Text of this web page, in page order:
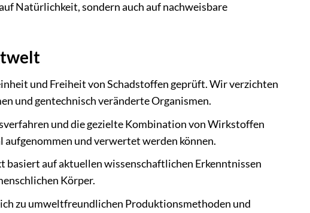
Natürlichkeit, sondern auch auf nachweisbare
und Freiheit von Schadstoffen geprüft. Wir verzichten
und gentechnisch veränderte Organismen.
und die gezielte Kombination von Wirkstoffen
und verwertet werden können.
basiert auf aktuellen wissenschaftlichen Erkenntnissen
Körper.
zu umweltfreundlichen Produktionsmethoden und